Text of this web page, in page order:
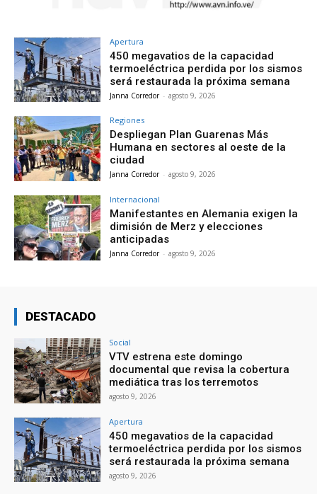
Apertura
450 megavatios de la capacidad
termoeléctrica perdida por los sismos
será restaurada la próxima semana
Janna Corredor - agosto 9, 2026
Regiones
Despliegan Plan Guarenas Más
Humana en sectores al oeste de la
ciudad
Janna Corredor - agosto 9, 2026
Internacional
Manifestantes en Alemania exigen la
dimisión de Merz y elecciones
anticipadas
Janna Corredor - agosto 9, 2026
DESTACADO
Social
VTV estrena este domingo
documental que revisa la cobertura
mediática tras los terremotos
agosto 9, 2026
Apertura
450 megavatios de la capacidad
termoeléctrica perdida por los sismos
será restaurada la próxima semana
agosto 9, 2026